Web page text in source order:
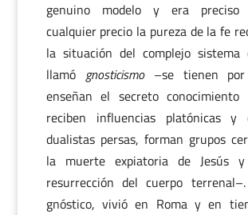
genuino modelo y era
cualquier precio la pureza de la fe
la situación del complejo sistema
llamó gnosticismo–se tienen por
enseñan el secreto
reciben influencias platónicas y
dualistas persas, forman grupos
la muerte expiatoria de Jesús
resurrección del cuerpo
gnóstico, vivió en Roma y en